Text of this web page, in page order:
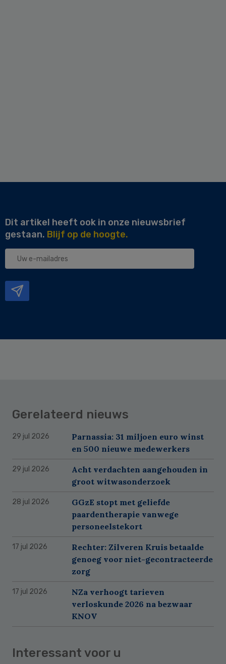
Dit artikel heeft ook in onze nieuwsbrief
gestaan. Blijf op de hoogte.
Uw
Gerelateerd nieuws
29 jul 2026
Parnassia: 31 miljoen euro winst
en 500 nieuwe medewerkers
29 jul 2026
Acht verdachten aangehouden in
groot witwasonderzoek
28 jul 2026
GGzE stopt met geliefde
paardentherapie vanwege
personeelstekort
17 jul 2026
Rechter: Zilveren Kruis betaalde
genoeg voor niet-gecontracteerde
zorg
17 jul 2026
NZa verhoogt tarieven
verloskunde 2026 na bezwaar
KNOV
Interessant voor u